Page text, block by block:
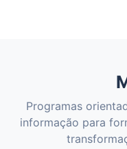
Programas
informação para